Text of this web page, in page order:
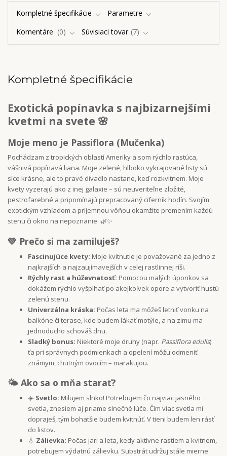
Kompletné špecifikácie
Parametre
Komentáre
0 Súvisiaci tovar 7
Kompletné špecifikácie
Exotická popínavka s najbizarnejšími
kvetmi na svete 🌸
Moje meno je Passiflora (Mučenka)
Pochádzam z tropických oblastí Ameriky a som rýchlo rastúca,
vášnivá popínavá liana. Moje zelené, hlboko vykrajované listy sú
síce krásne, ale to pravé divadlo nastane, keď rozkvitnem. Moje
kvety vyzerajú ako z inej galaxie – sú neuveriteľne zložité,
pestrofarebné a pripomínajú prepracovaný ciferník hodín. Svojím
exotickým vzhľadom a príjemnou vôňou okamžite premením každú
stenu či okno na nepoznanie. 🌿✨
💚 Prečo si ma zamiluješ?
Fascinujúce kvety: Moje kvitnutie je považované za jedno z
najkrajších a najzaujímavejších v celej rastlinnej ríši.
Rýchly rast a húževnatosť: Pomocou malých úponkov sa
dokážem rýchlo vyšplhať po akejkoľvek opore a vytvoriť hustú
zelenú stenu.
Univerzálna kráska: Počas leta ma môžeš letniť vonku na
balkóne či terase, kde budem lákať motýle, a na zimu ma
jednoducho schováš dnu.
Sladký bonus: Niektoré moje druhy (napr. Passiflora edulis)
ťa pri správnych podmienkach a opelení môžu odmeniť
známym, chutným ovocím – marakujou.
🌤 Ako sa o mňa starať?
☀️ Svetlo: Milujem slnko! Potrebujem čo najviac jasného
svetla, znesiem aj priame slnečné lúče. Čím viac svetla mi
dopraješ, tým bohatšie budem kvitnúť. V tieni budem len rásť
do listov.
💧 Zálievka: Počas jari a leta, kedy aktívne rastiem a kvitnem,
potrebujem výdatnú zálievku. Substrát udržuj stále mierne